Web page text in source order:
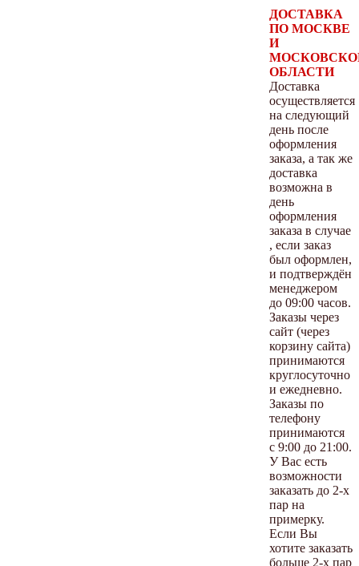
ДОСТАВКА
ПО МОСКВЕ
И
ОБЛАСТИ
Доставка
осуществляется
на следующий
день после
оформления
заказа, а так же
доставка
возможна в
день
оформления
заказа в случае
, если заказ
был оформлен,
и подтверждён
менеджером
до 09:00 часов.
Заказы через
сайт (через
корзину сайта)
принимаются
круглосуточно
и ежедневно.
Заказы по
телефону
принимаются
с 9:00 до 21:00.
У Вас есть
возможности
заказать до 2-х
пар на
примерку.
Если Вы
хотите заказать
больше 2-х пар